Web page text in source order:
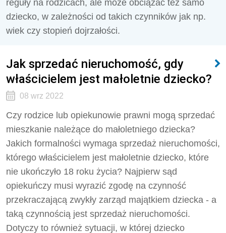
reguły na rodzicach, ale może obciążać też samo
dziecko, w zależności od takich czynników jak np.
wiek czy stopień dojrzałości.
Jak sprzedać nieruchomość, gdy
właścicielem jest małoletnie dziecko?
08 wrz 2022
Czy rodzice lub opiekunowie prawni mogą sprzedać
mieszkanie należące do małoletniego dziecka?
Jakich formalności wymaga sprzedaż nieruchomości,
którego właścicielem jest małoletnie dziecko, które
nie ukończyło 18 roku życia? Najpierw sąd
opiekuńczy musi wyrazić zgodę na czynność
przekraczającą zwykły zarząd majątkiem dziecka - a
taką czynnością jest sprzedaż nieruchomości.
Dotyczy to również sytuacji, w której dziecko